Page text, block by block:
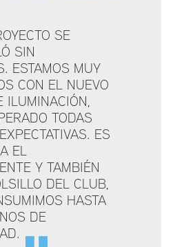
SE
SIN
ESTAMOS MUY
CON EL NUEVO
ILUMINACIÓN,
TODAS
ES
EL
Y TAMBIÉN
DEL CLUB,
HASTA
DE